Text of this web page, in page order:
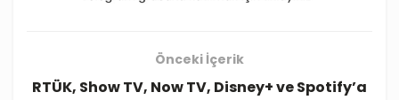
Önceki İçerik
RTÜK, Show TV, Now TV, Disney+ ve Spotify’a